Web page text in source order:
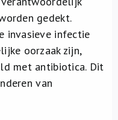
gedekt.
invasieve infectie
oorzaak zijn,
met antibiotica. Dit
van